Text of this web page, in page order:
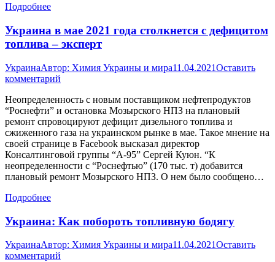
Подробнее
Украина в мае 2021 года столкнется с дефицитом
топлива – эксперт
УкраинаАвтор: Химия Украины и мира11.04.2021Оставить
комментарий
Неопределенность с новым поставщиком нефтепродуктов
“Роснефти” и остановка Мозырского НПЗ на плановый
ремонт спровоцируют дефицит дизельного топлива и
сжиженного газа на украинском рынке в мае. Такое мнение на
своей странице в Facebook высказал директор
Консалтинговой группы “А-95” Сергей Куюн. “К
неопределенности с “Роснефтью” (170 тыс. т) добавится
плановый ремонт Мозырского НПЗ. О нем было сообщено…
Подробнее
Украина: Как побороть топливную бодягу
УкраинаАвтор: Химия Украины и мира11.04.2021Оставить
комментарий